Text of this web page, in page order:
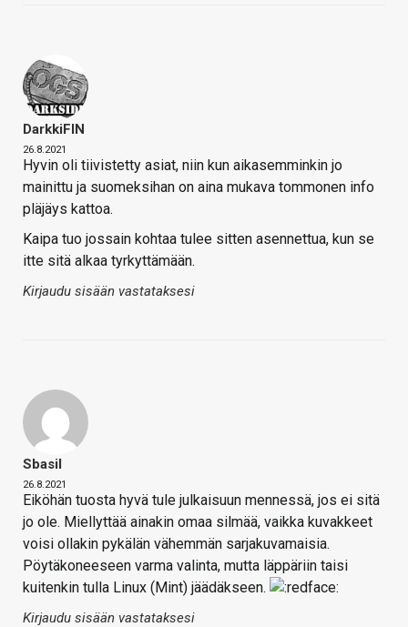
DarkkiFIN
26.8.2021
Hyvin oli tiivistetty asiat, niin kun aikasemminkin jo
mainittu ja suomeksihan on aina mukava tommonen info
pläjäys kattoa.
Kaipa tuo jossain kohtaa tulee sitten asennettua, kun se
itte sitä alkaa tyrkyttämään.
Kirjaudu sisään vastataksesi
Sbasil
26.8.2021
Eiköhän tuosta hyvä tule julkaisuun mennessä, jos ei sitä
jo ole. Miellyttää ainakin omaa silmää, vaikka kuvakkeet
voisi ollakin pykälän vähemmän sarjakuvamaisia.
Pöytäkoneeseen varma valinta, mutta läppäriin taisi
kuitenkin tulla Linux (Mint) jäädäkseen.
Kirjaudu sisään vastataksesi